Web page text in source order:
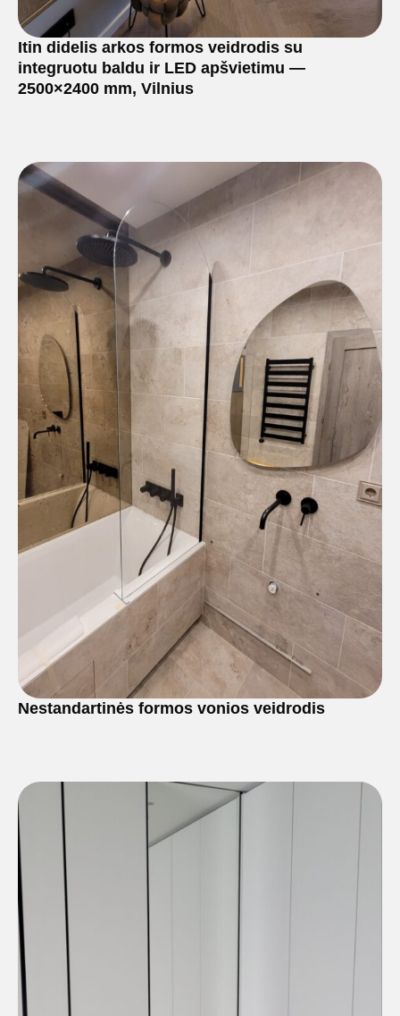
Itin didelis arkos formos veidrodis su
integruotu baldu ir LED apšvietimu —
2500×2400 mm, Vilnius
Nestandartinės formos vonios veidrodis